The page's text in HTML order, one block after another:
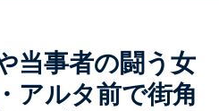
当事者の闘う女
アルタ前で街角